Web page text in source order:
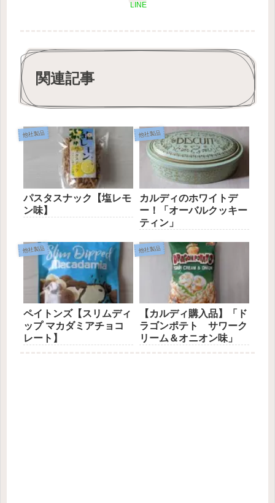
LINE
関連記事
他社製品
パスタスナック【塩レモ
ン味】
他社製品
カルディのホワイトデ
ー！「オーバルクッキー
ティン」
他社製品
ペイトンズ【スリムディ
ップ マカダミアチョコ
レート】
他社製品
【カルディ購入品】「ド
ラゴンポテト サワーク
リーム＆オニオン味」